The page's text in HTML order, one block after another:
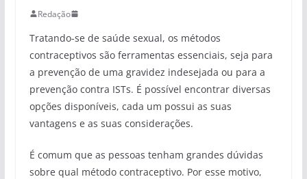
Redação
Tratando-se de saúde sexual, os métodos
contraceptivos são ferramentas essenciais, seja para
a prevenção de uma gravidez indesejada ou para a
prevenção contra ISTs. É possível encontrar diversas
opções disponíveis, cada um possui as suas
vantagens e as suas considerações.
É comum que as pessoas tenham grandes dúvidas
sobre qual método contraceptivo. Por esse motivo,